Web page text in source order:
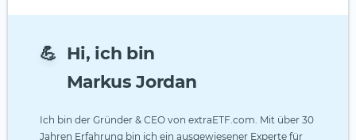
💪 Hi, ich bin
Markus Jordan
Ich bin der Gründer & CEO von extraETF.com. Mit über 30
Jahren Erfahrung bin ich ein ausgewiesener Experte für